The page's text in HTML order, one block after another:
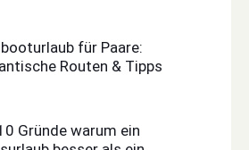
für Paare:
Routen & Tipps
Gründe warum ein